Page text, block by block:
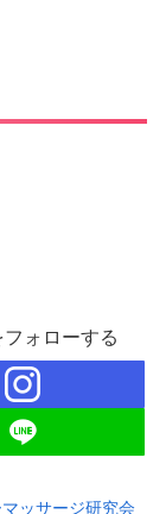
ォローする
ッサージ研究会